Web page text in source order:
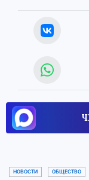
НОВОСТИ ОБЩЕСТВО